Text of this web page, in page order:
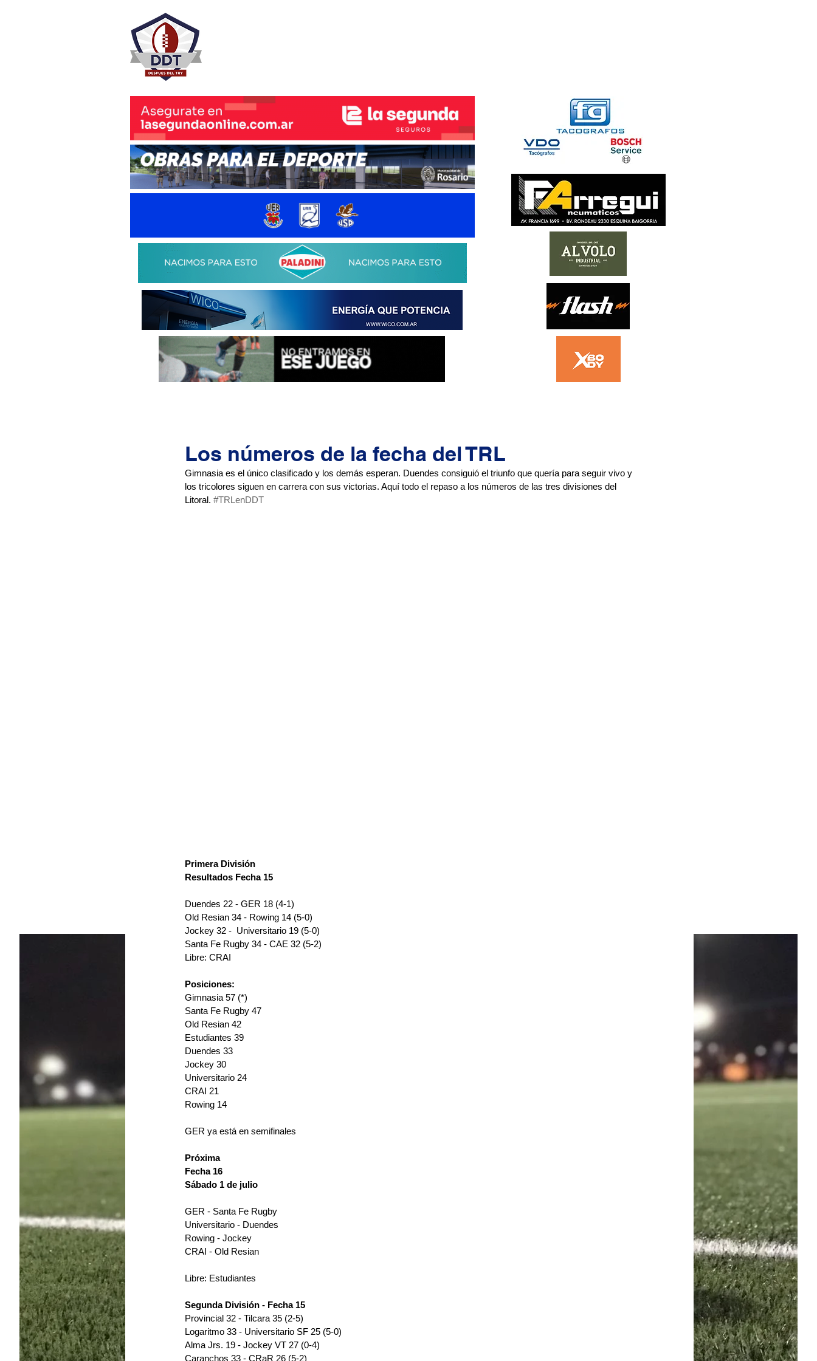
Los números de la fecha del TRL
Gimnasia es el único clasificado y los demás esperan. Duendes consiguió el triunfo que quería para seguir vivo y
los tricolores siguen en carrera con sus victorias. Aquí todo el repaso a los números de las tres divisiones del
Litoral. #TRLenDDT
Primera División
Resultados Fecha 15
Duendes 22 - GER 18 (4-1)
Old Resian 34 - Rowing 14 (5-0)
Jockey 32 -  Universitario 19 (5-0)
Santa Fe Rugby 34 - CAE 32 (5-2)
Libre: CRAI
Posiciones:
Gimnasia 57 (*)
Santa Fe Rugby 47
Old Resian 42
Estudiantes 39
Duendes 33
Jockey 30
Universitario 24
CRAI 21
Rowing 14
GER ya está en semifinales
Próxima
Fecha 16
Sábado 1 de julio
GER - Santa Fe Rugby
Universitario - Duendes
Rowing - Jockey
CRAI - Old Resian
Libre: Estudiantes
Segunda División - Fecha 15
Provincial 32 - Tilcara 35 (2-5)
Logaritmo 33 - Universitario SF 25 (5-0)
Alma Jrs. 19 - Jockey VT 27 (0-4)
Caranchos 33 - CRaR 26 (5-2)